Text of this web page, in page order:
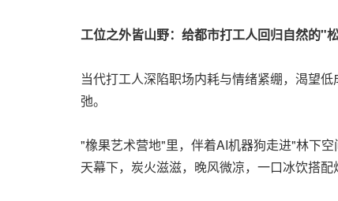
工位之外皆山野：给都市打工人回归自然的"
当代打工人深陷职场内耗与情绪紧绷，渴望
弛。
"橡果艺术营地"里，伴着AI机器狗走进"林下
天幕下，炭火滋滋，晚风微凉，一口冰饮搭配